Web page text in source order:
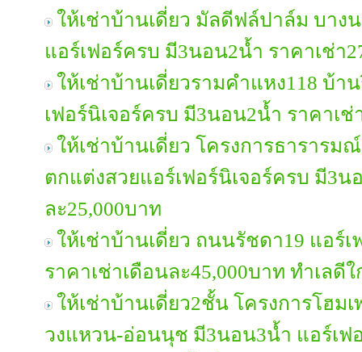
ให้เช่าบ้านเดี่ยว มัลดีฟล์ปาล์ม บาง
แอร์เฟอร์ครบ มี3นอน2น้ำ ราคาเช่า
ให้เช่าบ้านเดี่ยวรามคำแหง118 บ้า
เฟอร์นิเจอร์ครบ มี3นอน2น้ำ ราคาเช่
ให้เช่าบ้านเดี่ยว โครงการธารารม
ตกแต่งสวยแอร์เฟอร์นิเจอร์ครบ มี3น
ละ25,000บาท
ให้เช่าบ้านเดี่ยว ถนนรัชดา19 แอร์
ราคาเช่าเดือนละ45,000บาท ทำเลดี
ให้เช่าบ้านเดี่ยว2ชั้น โครงการโฮม
วงแหวน-อ่อนนุช มี3นอน3น้ำ แอร์เฟ